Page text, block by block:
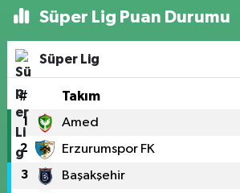
Süper Lig Puan Durumu
Süper Lig
# Takım
1 Amed
2 Erzurumspor FK
3 Başakşehir